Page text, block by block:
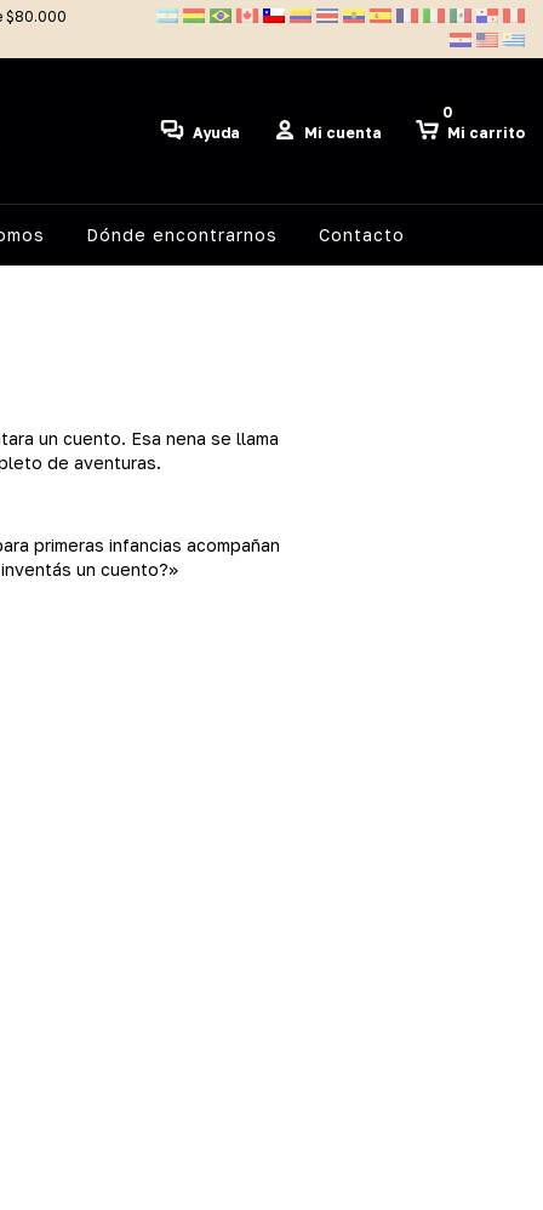
$80.000
Ayuda Mi cuenta Mi carrito
0
Dónde encontrarnos Contacto
un cuento. Esa nena se llama
de aventuras.
primeras infancias acompañan
un cuento?»